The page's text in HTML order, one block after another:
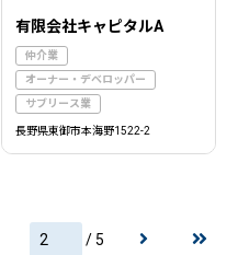
有限会社キャピタルA
仲介業
オーナー・デベロッパー
サブリース業
長野県東御市本海野1522-2
/ 5